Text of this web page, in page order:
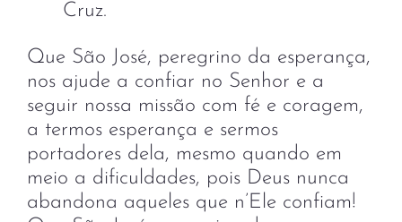
Cruz.
Que São José, peregrino da esperança,
nos ajude a confiar no Senhor e a
seguir nossa missão com fé e coragem,
a termos esperança e sermos
portadores dela, mesmo quando em
meio a dificuldades, pois Deus nunca
abandona aqueles que n’Ele confiam!